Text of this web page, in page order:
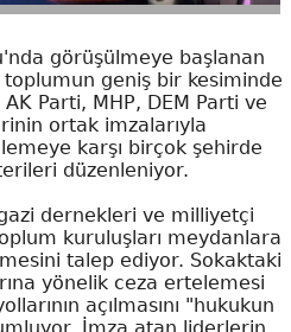
görüşülmeye başlanan
geniş bir kesiminde
Parti, MHP, DEM Parti ve
ortak imzalarıyla
karşı birçok şehirde
düzenleniyor.
dernekleri ve milliyetçi
kuruluşları meydanlara
talep ediyor. Sokaktaki
yönelik ceza ertelemesi
açılmasını "hukukun